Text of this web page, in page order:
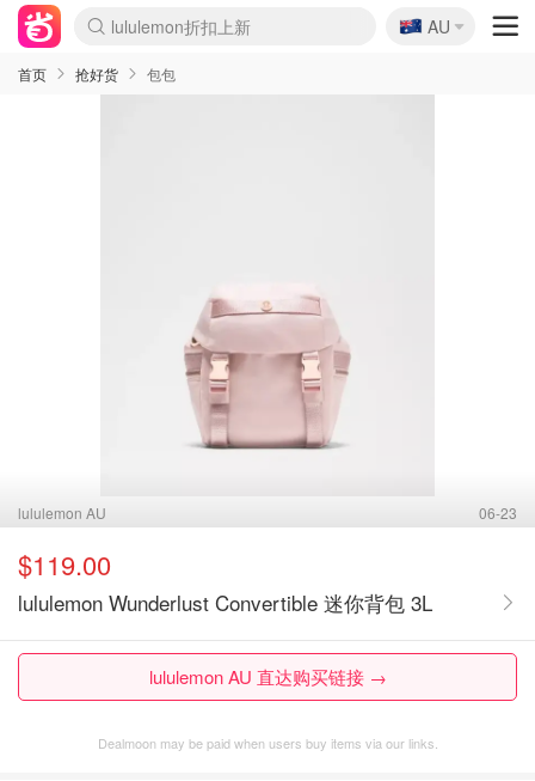
Sasa美妆护肤3.5折
SSENSE年中3折
FreshBeauty好价汇总
Cettire降价+叠9折
Farfetch折上8折
WWS Coles超市实拍
viagogo二手票捡漏
Myer清仓1折起
The Outnet奢牌1折起
David Jones 3折起
Flannels大牌1折
Perfumes Club护肤1折
AMIRO返校季6.2折
Oweek抽奖送Airpods
Amazon折扣汇总
eToro入金$200送$50
Amazon数码好物
ICONIC本周7.5折
ThedoubleF高奢地板价
Moose Knuckles 6折
丝芙兰5折起
EUFY官网3.7折起
Selenichast首饰2折
Trip机票酒店促销
YSL送5件彩妆礼
Amazon家居好物
BIGBANG巡演开票
David Jones时尚3折
Amazon美妆护肤
雅漾大喷$8
过敏原检测盒$33
伊索独家赠50ml沐浴露
科颜氏清仓3折
SEALIFE海洋馆门票6折
丝塔芙大白罐$16
订阅Newsletter送香薰
Cult Beauty 6.8折
Harrods圣诞日历2.3折
LN-CC奢牌私促3折
d'Alba空姐喷雾$16
EVE LOM套装逆天2折
Bernardelli独家4折
Adore Beauty 6折起
CT圣诞日历
Mytheresa奢品2.7折
Luxury Escapes 9折
Currentbody美容仪9折
MOON Garden Live
ALLSAINTS美衣3折
Roborock扫地机3.7折
Tingo Life水杯$24
Valentino官网5折
CR洗发护发6.3折
修丽可套装7.4折
🇦🇺
AU
首页 抢好货 包包
lululemon AU 06-23
$119.00
lululemon Wunderlust Convertible 迷你背包 3L
lululemon AU 直达购买链接 →
Dealmoon may be paid when users buy items via our links.